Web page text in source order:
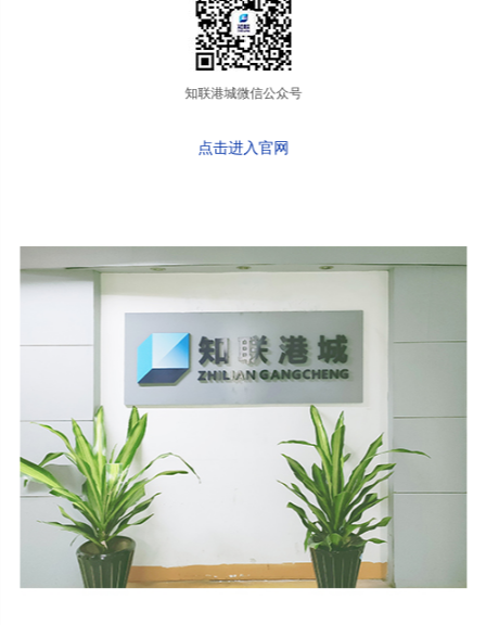
知联港城微信公众号
点击进入官网